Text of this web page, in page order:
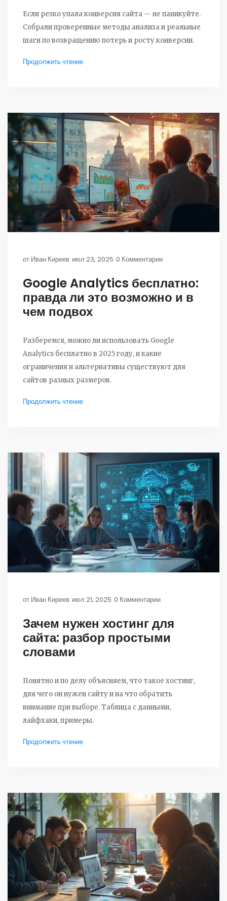
Если резко упала конверсия сайта — не паникуйте.
Собрали проверенные методы анализа и реальные
шаги по возвращению потерь и росту конверсии.
Продолжить чтение
от Иван Киреев июл 23, 2025 0 Комментарии
Google Analytics бесплатно:
правда ли это возможно и в
чем подвох
Разберемся, можно ли использовать Google
Analytics бесплатно в 2025 году, и какие
ограничения и альтернативы существуют для
сайтов разных размеров.
Продолжить чтение
от Иван Киреев июл 21, 2025 0 Комментарии
Зачем нужен хостинг для
сайта: разбор простыми
словами
Понятно и по делу объясняем, что такое хостинг,
для чего он нужен сайту и на что обратить
внимание при выборе. Таблица с данными,
лайфхаки, примеры.
Продолжить чтение